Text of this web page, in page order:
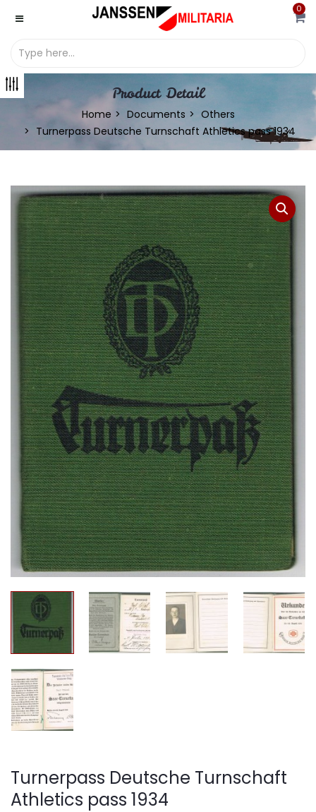
0
Product Detail
Home Documents
Others
Turnerpass Deutsche Turnschaft Athletics pass 1934
Turnerpass Deutsche Turnschaft
Athletics pass 1934